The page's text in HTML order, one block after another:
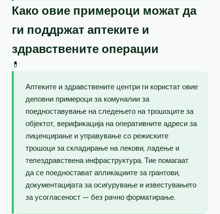
Како овие примероци можат да
ги поддржат аптеките и
здравствените операции
💊
Аптеките и здравствените центри ги користат овие
деловни примероци за комуналии за
поедноставување на следењето на трошоците за
објектот, верификација на оперативните адреси за
лиценцирање и управување со режиските
трошоци за складирање на лекови, ладење и
телездравствена инфраструктура. Тие помагаат
да се поедностават апликациите за грантови,
документацијата за осигурување и известувањето
за усогласеност — без рачно форматирање.